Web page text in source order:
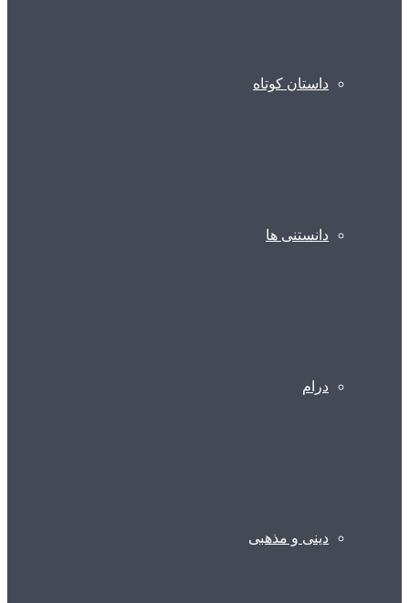
داستان کوتاه
دانستنی ها
درام
دینی و مذهبی